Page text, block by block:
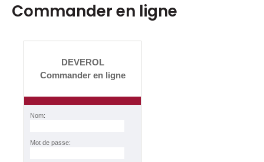
Commander en ligne
DEVEROL
Commander en ligne
Nom:
Mot de passe: